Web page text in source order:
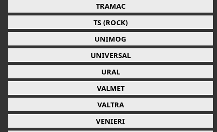
TRAMAC
TS (ROCK)
UNIMOG
UNIVERSAL
URAL
VALMET
VALTRA
VENIERI